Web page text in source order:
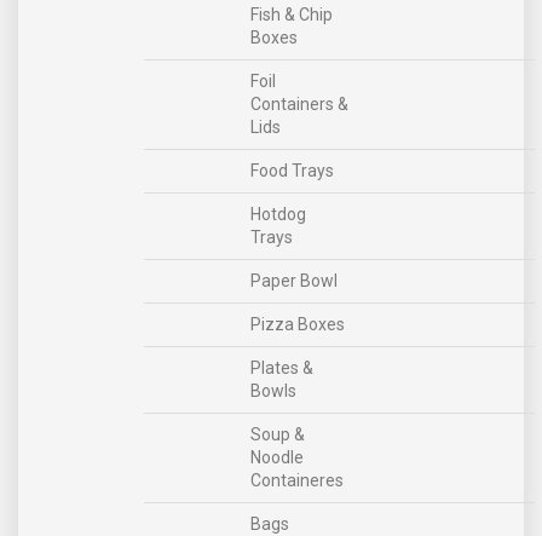
Fish & Chip
Boxes
Foil
Containers &
Lids
Food Trays
Hotdog
Trays
Paper Bowl
Pizza Boxes
Plates &
Bowls
Soup &
Noodle
Containeres
Bags